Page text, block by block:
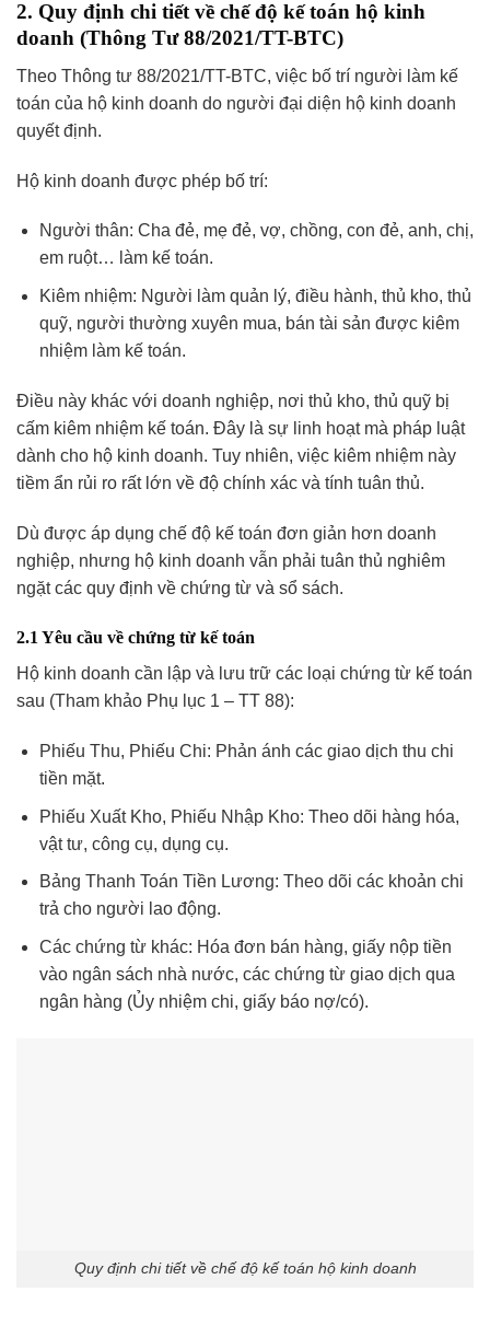
2. Quy định chi tiết về chế độ kế toán hộ kinh
doanh (Thông Tư 88/2021/TT-BTC)
Theo Thông tư 88/2021/TT-BTC, việc bố trí người làm kế
toán của hộ kinh doanh do người đại diện hộ kinh doanh
quyết định.
Hộ kinh doanh được phép bố trí:
Người thân: Cha đẻ, mẹ đẻ, vợ, chồng, con đẻ, anh, chị,
em ruột… làm kế toán.
Kiêm nhiệm: Người làm quản lý, điều hành, thủ kho, thủ
quỹ, người thường xuyên mua, bán tài sản được kiêm
nhiệm làm kế toán.
Điều này khác với doanh nghiệp, nơi thủ kho, thủ quỹ bị
cấm kiêm nhiệm kế toán. Đây là sự linh hoạt mà pháp luật
dành cho hộ kinh doanh. Tuy nhiên, việc kiêm nhiệm này
tiềm ẩn rủi ro rất lớn về độ chính xác và tính tuân thủ.
Dù được áp dụng chế độ kế toán đơn giản hơn doanh
nghiệp, nhưng hộ kinh doanh vẫn phải tuân thủ nghiêm
ngặt các quy định về chứng từ và sổ sách.
2.1 Yêu cầu về chứng từ kế toán
Hộ kinh doanh cần lập và lưu trữ các loại chứng từ kế toán
sau (Tham khảo Phụ lục 1 – TT 88):
Phiếu Thu, Phiếu Chi: Phản ánh các giao dịch thu chi
tiền mặt.
Phiếu Xuất Kho, Phiếu Nhập Kho: Theo dõi hàng hóa,
vật tư, công cụ, dụng cụ.
Bảng Thanh Toán Tiền Lương: Theo dõi các khoản chi
trả cho người lao động.
Các chứng từ khác: Hóa đơn bán hàng, giấy nộp tiền
vào ngân sách nhà nước, các chứng từ giao dịch qua
ngân hàng (Ủy nhiệm chi, giấy báo nợ/có).
Quy định chi tiết về chế độ kế toán hộ kinh doanh